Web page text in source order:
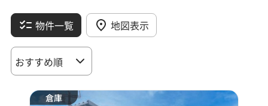
物件一覧 地図表示
倉庫